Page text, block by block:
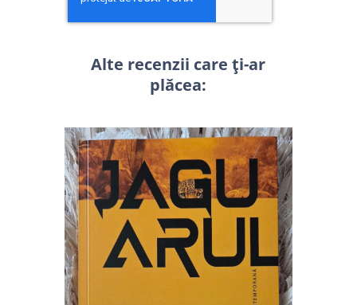
Alte recenzii care ți-ar
plăcea: